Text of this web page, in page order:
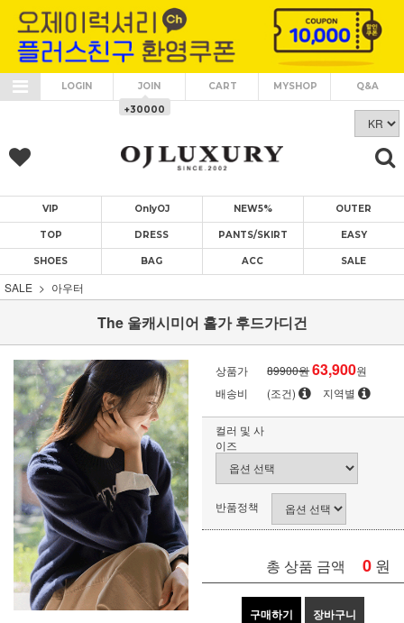
LOGIN
JOIN
+30000
CART MYSHOP Q&A
VIP OnlyOJ NEW5% OUTER
TOP DRESS PANTS/SKIRT EASY
SHOES BAG ACC SALE
SALE 아우터
The 울캐시미어 홀가 후드가디건
상품가 89900원63,900원
배송비
(조건) 지역별
컬러 및 사
이즈
반품정책
총 상품 금액 0 원
구매하기 장바구니